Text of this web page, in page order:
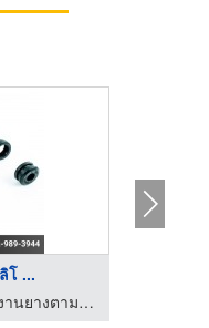
โ ...
โรงงานรับผลิต ขึ้นรูป ชิ้นงานยางตามแบบ - ที.เอส.เอ็ม.รับเบอร์